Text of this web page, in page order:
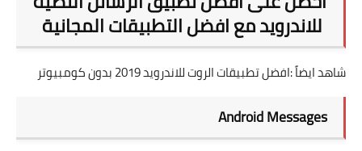
للاندرويد مع افضل التطبيقات المجانية
شاهد ايضاً :افضل تطبيقات الروت للاندرويد 2019 بدون كومبيوتر
Android Messages